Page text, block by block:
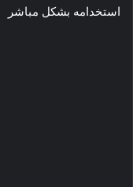
استخدامه بشكل مباشر